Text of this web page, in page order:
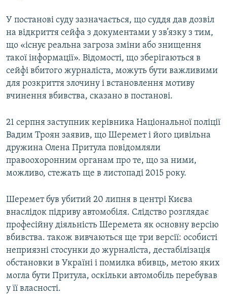
Усі сайти RFE/RL
У постанові суду зазначається, що суддя дав дозвіл
на відкриття сейфа з документами у зв’язку з тим,
що «існує реальна загроза зміни або знищення
такої інформації». Відомості, що зберігаються в
сейфі вбитого журналіста, можуть бути важливими
для розкриття злочину і встановлення мотиву
вчинення вбивства, сказано в постанові.
21 серпня заступник керівника Національної поліції
Вадим Троян заявив, що Шеремет і його цивільна
дружина Олена Притула повідомляли
правоохоронним органам про те, що за ними,
можливо, стежать ще в листопаді 2015 року.
Шеремет був убитий 20 липня в центрі Києва
внаслідок підриву автомобіля. Слідство розглядає
професійну діяльність Шеремета як основну версію
вбивства. також вивчаються ще три версії: особисті
неприязні стосунки до журналіста, дестабілізація
обстановки в Україні і помилка вбивць, метою яких
могла бути Притула, оскільки автомобіль перебував
у її власності.